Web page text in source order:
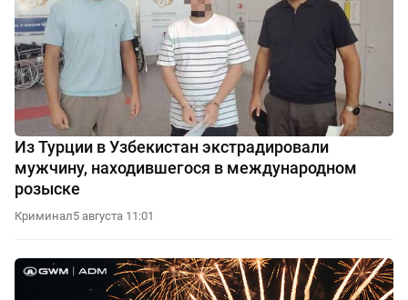
Из Турции в Узбекистан экстрадировали
мужчину, находившегося в международном
розыске
Криминал5 августа 11:01